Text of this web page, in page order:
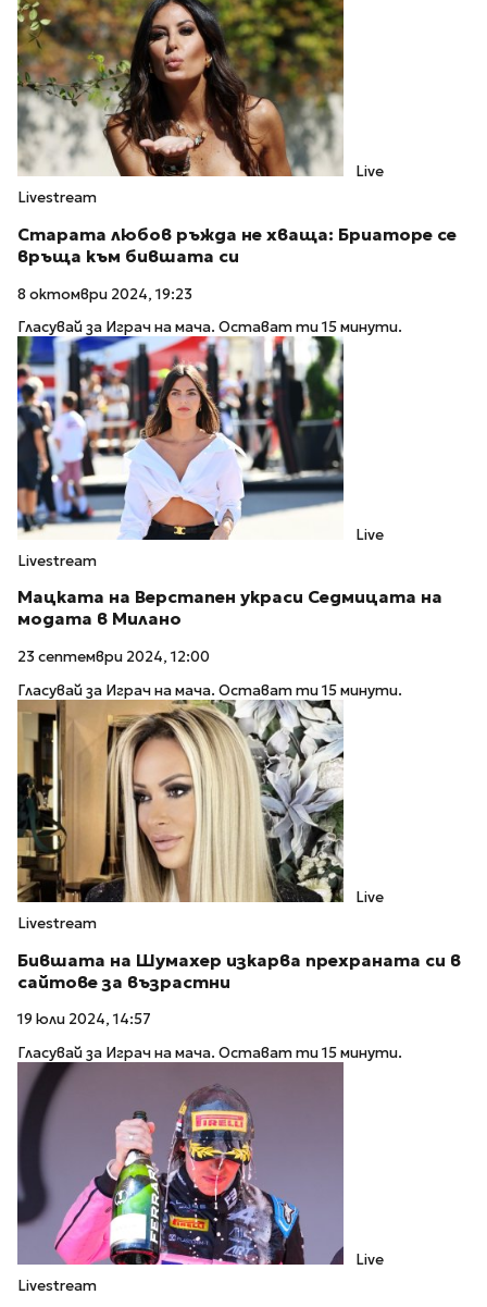
Live
Livestream
Старата любов ръжда не хваща: Бриаторе се
връща към бившата си
8 октомври 2024, 19:23
Гласувай за Играч на мача. Остават ти 15 минути.
Live
Livestream
Мацката на Верстапен украси Седмицата на
модата в Милано
23 септември 2024, 12:00
Гласувай за Играч на мача. Остават ти 15 минути.
Live
Livestream
Бившата на Шумахер изкарва прехраната си в
сайтове за възрастни
19 юли 2024, 14:57
Гласувай за Играч на мача. Остават ти 15 минути.
Live
Livestream